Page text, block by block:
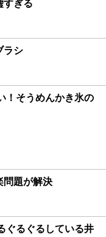
すぎる
ラシ
！そうめんかき氷の
問題が解決
ぐるぐるしている井